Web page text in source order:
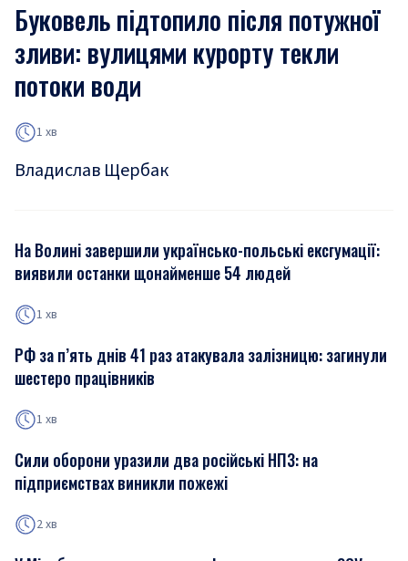
Буковель підтопило після потужної
зливи: вулицями курорту текли
потоки води
1 хв
Владислав Щербак
На Волині завершили українсько-польські ексгумації:
виявили останки щонайменше 54 людей
1 хв
РФ за п’ять днів 41 раз атакувала залізницю: загинули
шестеро працівників
1 хв
Сили оборони уразили два російські НПЗ: на
підприємствах виникли пожежі
2 хв